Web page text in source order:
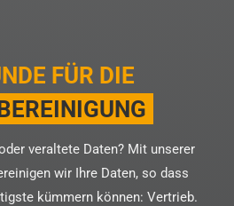
FÜR DIE
veraltete Daten? Mit unserer
wir Ihre Daten, so dass
kümmern können: Vertrieb.